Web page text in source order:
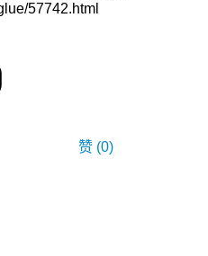
57742.html
赞 (0)